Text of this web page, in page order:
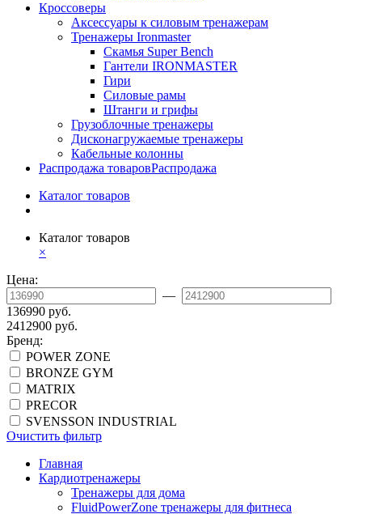
Кроссоверы
Аксессуары к силовым тренажерам
Тренажеры Ironmaster
Скамья Super Bench
Гантели IRONMASTER
Гири
Силовые рамы
Штанги и грифы
Грузоблочные тренажеры
Дисконагружаемые тренажеры
Кабельные колонны
Распродажа товаровРаспродажа
Каталог товаров
Каталог товаров
×
Цена:
—
136990 руб.
2412900 руб.
Бренд:
POWER ZONE
BRONZE GYM
MATRIX
PRECOR
SVENSSON INDUSTRIAL
Очистить фильтр
Главная
Кардиотренажеры
Тренажеры для дома
FluidPowerZone тренажеры для фитнеса